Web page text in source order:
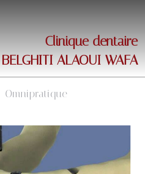
Clinique dentaire
ALAOUI WAFA
Omnipratique